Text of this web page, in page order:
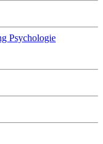
Psychologie